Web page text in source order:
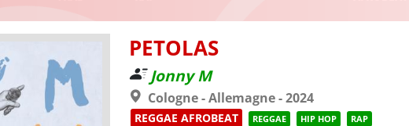
PETOLAS
Jonny M
Cologne - Allemagne - 2024
REGGAE AFROBEAT REGGAE HIP HOP RAP